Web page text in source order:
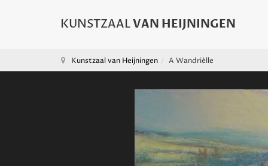
Kunstzaal van Heijningen A Wandrièlle